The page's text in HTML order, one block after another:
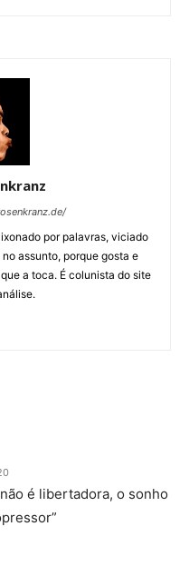
por palavras, viciado
assunto, porque gosta e
a toca. É colunista do site
é libertadora, o sonho